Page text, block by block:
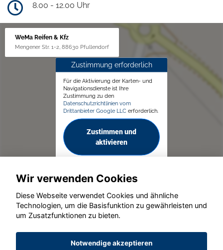
8.00 - 12.00 Uhr
WeMa Reifen & Kfz
Mengener Str. 1-2, 88630 Pfullendorf
Zustimmung erforderlich
Für die Aktivierung der Karten- und
Navigationsdienste ist Ihre
Zustimmung zu den
Datenschutzrichtlinien vom
Drittanbieter Google LLC erforderlich.
Zustimmen und
aktivieren
© konjunkturmotor.de GmbH 2020 - 2026
Wir verwenden Cookies
Diese Webseite verwendet Cookies und ähnliche
Technologien, um die Basisfunktion zu gewährleisten und
um Zusatzfunktionen zu bieten.
Notwendige akzeptieren